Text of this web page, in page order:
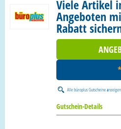
Viele Artikel
Angeboten
Rabatt
Allebüroplus Gutscheineanzeigen
Gutschein-Details